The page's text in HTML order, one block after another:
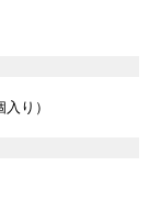
り）